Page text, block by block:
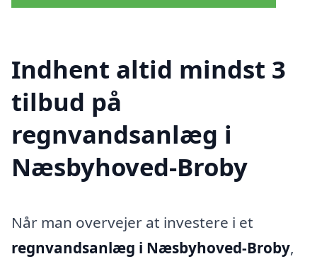
Indhent altid mindst 3
tilbud på
regnvandsanlæg i
Næsbyhoved-Broby
Når man overvejer at investere i et
regnvandsanlæg i Næsbyhoved-Broby,